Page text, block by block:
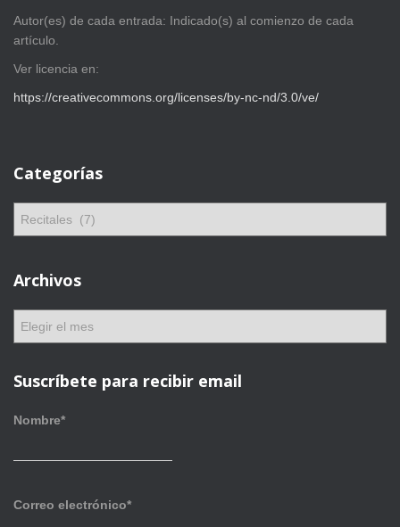
Autor(es) de cada entrada: Indicado(s) al comienzo de cada
artículo.
Ver licencia en:
https://creativecommons.org/licenses/by-nc-nd/3.0/ve/
Categorías
g
o
s
Archivos
h
v
Suscríbete para recibir email
Nombre*
Correo electrónico*